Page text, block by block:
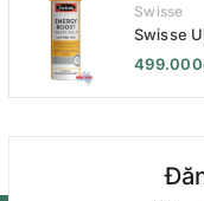
Swisse
Swisse
pack -
thông